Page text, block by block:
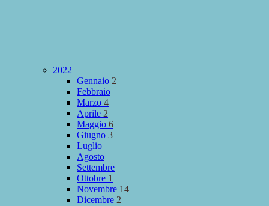
2022
Gennaio 2
Febbraio
Marzo 4
Aprile 2
Maggio 6
Giugno 3
Luglio
Agosto
Settembre
Ottobre 1
Novembre 14
Dicembre 2